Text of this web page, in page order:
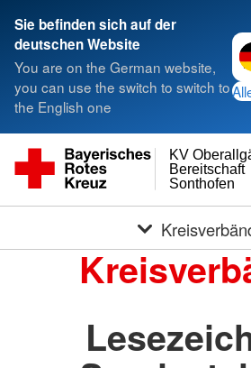
Sie befinden sich auf der
deutschen Website
You are on the German website,
you can use the switch to switch to
the English one
Sonthofen
Bereitschaft
KV